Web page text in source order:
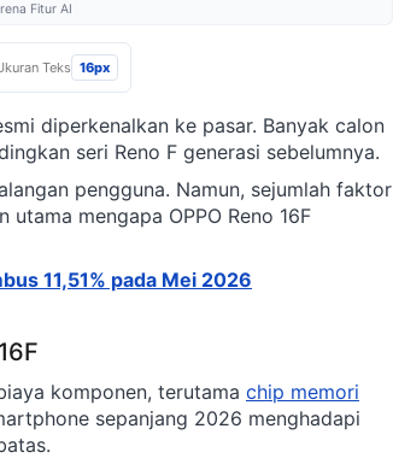
Fitur AI
Teks 16px
diperkenalkan ke pasar. Banyak calon
seri Reno F generasi sebelumnya.
pengguna. Namun, sejumlah faktor
mengapa OPPO Reno 16F
11,51% pada Mei 2026
komponen, terutama chip memori
sepanjang 2026 menghadapi